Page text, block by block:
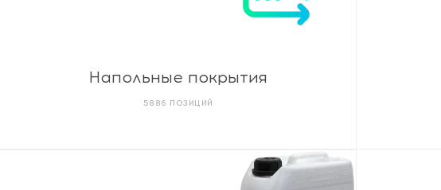
Напольные покрытия
5886 ПОЗИЦИЙ